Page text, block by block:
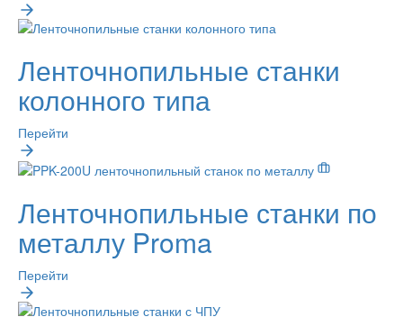
Ленточнопильные станки
колонного типа
Перейти
Ленточнопильные станки по
металлу Proma
Перейти